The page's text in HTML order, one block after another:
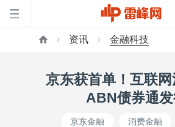
资讯 金融科技
京东获首单！互联
ABN债券通
京东金融 消费金融